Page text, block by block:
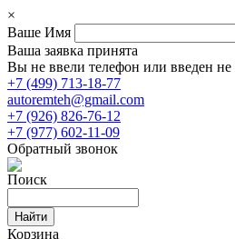
×
Ваше Имя
Ваша заявка принята
Вы не ввели телефон или введен
+7 (499) 713-18-77
autoremteh@gmail.com
+7 (926) 826-76-12
+7 (977) 602-11-09
Обратный звонок
Поиск
Корзина